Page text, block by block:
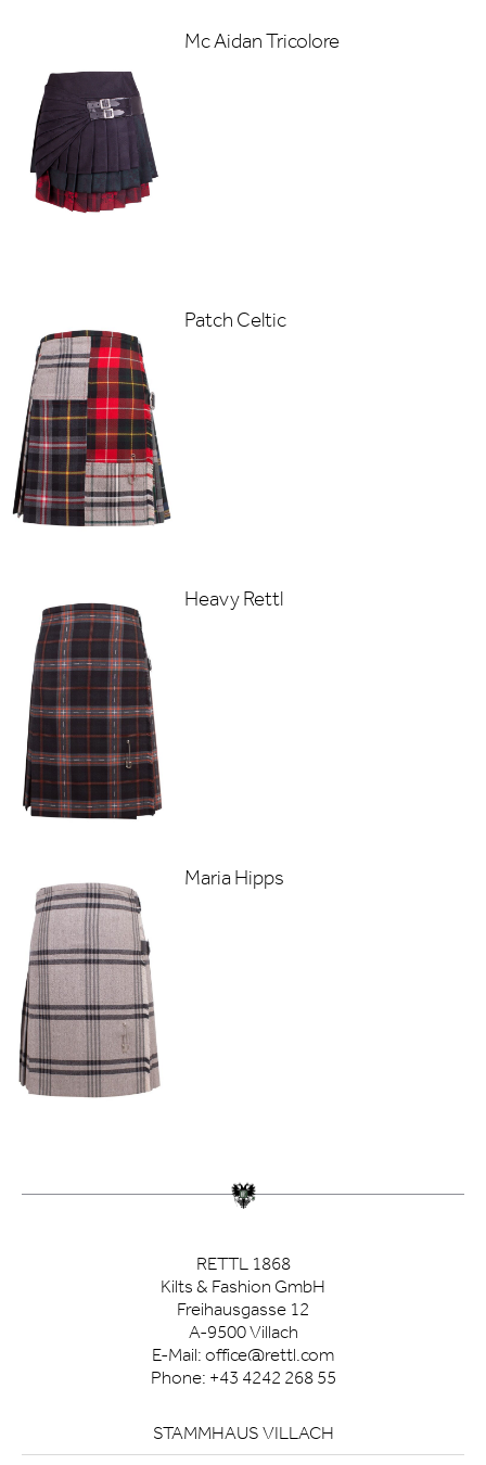
Mc Aidan Tricolore
Patch Celtic
Heavy Rettl
Maria Hipps
RETTL 1868
Kilts & Fashion GmbH
Freihausgasse 12
A-9500 Villach
E-Mail: office@rettl.com
Phone: +43 4242 268 55
STAMMHAUS VILLACH